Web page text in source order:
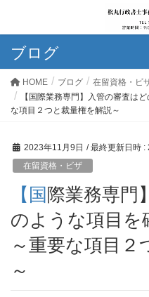
ブログ
HOME ブログ
在留資格・ビ
【国際業務専門】入管の審査は
な項目２つと裁量権を解説～
2023年11月9日 / 最終更新日時 :
在留資格・ビザ
【国際業務専門】入管の審査はど
のような項目を
～重要な項目２
～